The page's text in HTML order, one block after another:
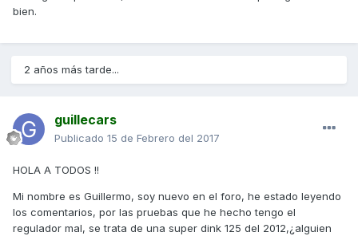
bien.
2 años más tarde...
guillecars
Publicado 15 de Febrero del 2017
HOLA A TODOS !!
Mi nombre es Guillermo, soy nuevo en el foro, he estado leyendo
los comentarios, por las pruebas que he hecho tengo el
regulador mal, se trata de una super dink 125 del 2012,¿alguien